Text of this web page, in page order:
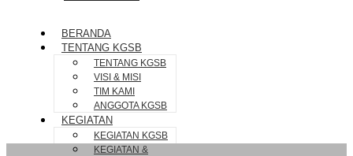
BERANDA
TENTANG KGSB
TENTANG KGSB
VISI & MISI
TIM KAMI
ANGGOTA KGSB
KEGIATAN
KEGIATAN KGSB
KEGIATAN &